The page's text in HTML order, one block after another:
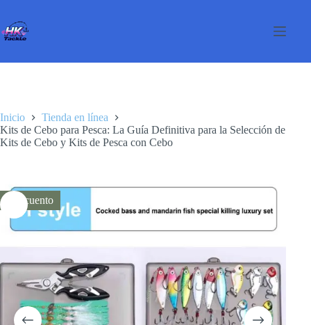
contenido
Inicio
Tienda en línea
Kits de Cebo para Pesca: La Guía Definitiva para la Selección de
Kits de Cebo y Kits de Pesca con Cebo
Descuento